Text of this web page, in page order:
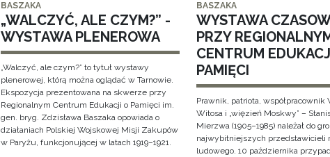
BASZAKA
„WALCZYĆ, ALE CZYM?” -
WYSTAWA PLENEROWA
„Walczyć, ale czym?” to tytuł wystawy
plenerowej, którą można oglądać w Tarnowie.
Ekspozycja prezentowana na skwerze przy
Regionalnym Centrum Edukacji o Pamięci im.
gen. bryg. Zdzisława Baszaka opowiada o
działaniach Polskiej Wojskowej Misji Zakupów
w Paryżu, funkcjonującej w latach 1919–1921.
BASZAKA
WYSTAWA
PRZY
CENTRUM
PAMIĘCI
Prawnik, patriota, współpracownik
Witosa i „więzień Moskwy” –
Mierzwa (1905–1985) należał do
najwybitniejszych przedstawicieli
ludowego. 10 października